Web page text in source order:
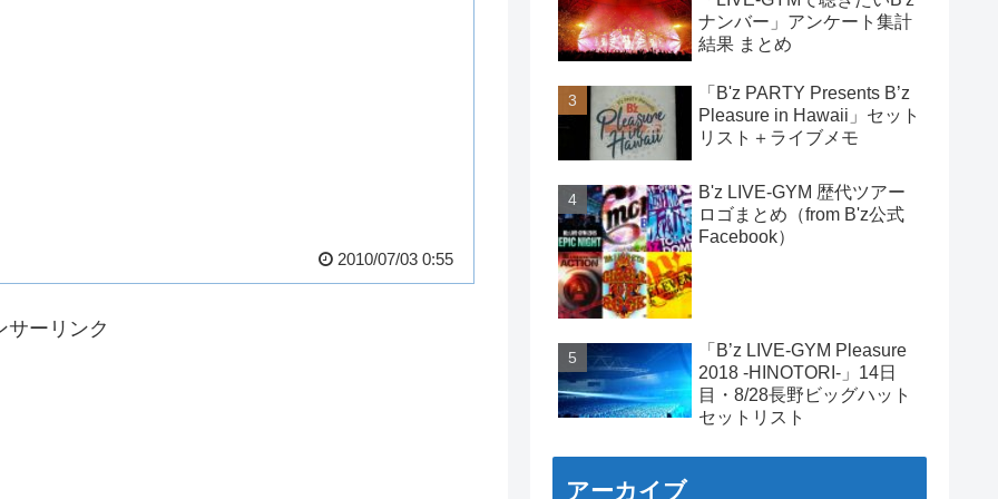
2010/07/03 0:55
サーリンク
ナンバー」アンケート集計
結果 まとめ
「B'z PARTY Presents B’z
Pleasure in Hawaii」セット
リスト＋ライブメモ
B'z LIVE-GYM 歴代ツアー
ロゴまとめ（from B'z公式
Facebook）
「B’z LIVE-GYM Pleasure
2018 -HINOTORI-」14日
目・8/28長野ビッグハット
セットリスト
アーカイブ